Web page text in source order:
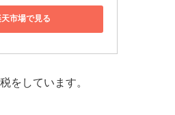
市場で見る
をしています。